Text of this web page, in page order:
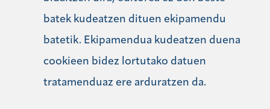
batek kudeatzen dituen ekipamendu
batetik. Ekipamendua kudeatzen duena
cookieen bidez lortutako datuen
tratamenduaz ere arduratzen da.